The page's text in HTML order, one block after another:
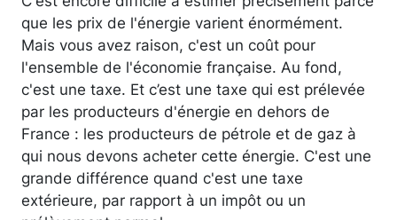
que les prix de l'énergie varient énormément.
Mais vous avez raison, c'est un coût pour
l'ensemble de l'économie française. Au fond,
c'est une taxe. Et c’est une taxe qui est prélevée
par les producteurs d'énergie en dehors de
France : les producteurs de pétrole et de gaz à
qui nous devons acheter cette énergie. C'est une
grande différence quand c'est une taxe
extérieure, par rapport à un impôt ou un